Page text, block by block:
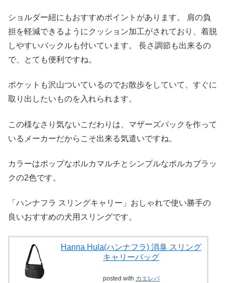
ショルダー紐にもおすすめポイントがあります。 肩の負
担を軽減できるようにクッション加工がされており、着脱
しやすいバックルも付いています。 長さ調節も出来るの
で、とても便利ですね。
ポケットも沢山ついているのでお散歩をしていて、すぐに
取り出したいものを入れられます。
この様なさり気ないこだわりは、マザーズバックを作って
いるメーカーだからこそ出来る気遣いですね。
カラーはポップなポルカマルチとシンプルなポルカブラッ
クの2色です。
「ハンナフラ スリングキャリー」おしゃれで使い勝手の
良いおすすめの犬用スリングです。
Hanna Hula(ハンナフラ) 消臭 スリング
キャリーバッグ
posted with カエレバ